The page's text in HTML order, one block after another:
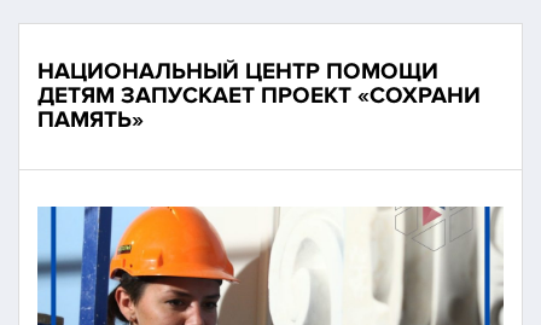
НАЦИОНАЛЬНЫЙ ЦЕНТР ПОМОЩИ
ДЕТЯМ ЗАПУСКАЕТ ПРОЕКТ «СОХРАНИ
ПАМЯТЬ»